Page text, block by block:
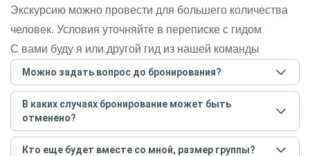
Экскурсию можно провести для большего количества
человек. Условия уточняйте в переписке с гидом
С вами буду я или другой гид из нашей команды
Можно задать вопрос до бронирования?
Достаточно перейти по ссылке «Задать вопрос» и
написать гиду. Платить при этом не нужно. Сначала
согласуйте с гидом интересующие вас вопросы и после
этого бронируйте экскурсию.Задать вопрос.
В каких случаях бронирование может быть
отменено?
Только в случае неблагоприятных погодных условий,
например, если экскурсия на кораблике, а по прогнозу
Кто еще будет вместе со мной, размер группы?